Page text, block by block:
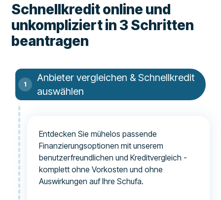
Schnellkredit online und
unkompliziert in 3 Schritten
beantragen
Anbieter vergleichen & Schnellkredit
auswählen
Entdecken Sie mühelos passende
Finanzierungsoptionen mit unserem
benutzerfreundlichen und Kreditvergleich -
komplett ohne Vorkosten und ohne
Auswirkungen auf Ihre Schufa.